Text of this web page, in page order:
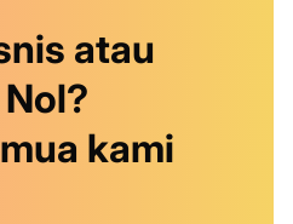
atau
kami